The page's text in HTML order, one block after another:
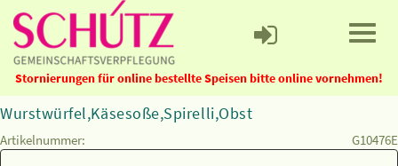
Stornierungen für online bestellte Speisen bitte online vornehmen!
Wurstwürfel,Käsesoße,Spirelli,Obst
Artikelnummer: G10476E